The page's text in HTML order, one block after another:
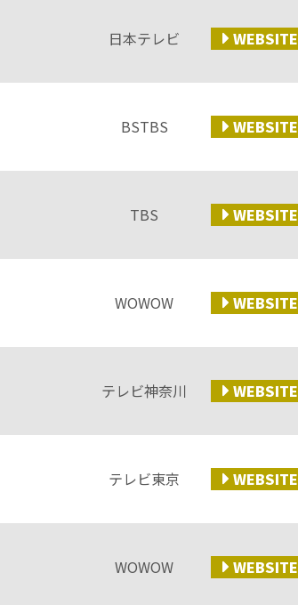
日本テレビ WEBSITE
BSTBS WEBSITE
TBS WEBSITE
WOWOW WEBSITE
テレビ神奈川 WEBSITE
テレビ東京 WEBSITE
WOWOW WEBSITE